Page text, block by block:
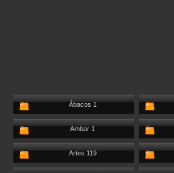
Ábacos 1
Ambar 1
Artes 119